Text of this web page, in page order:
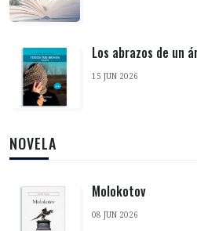
Los abrazos de un
15 JUN 2026
NOVELA
Molokotov
08 JUN 2026